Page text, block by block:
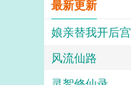
最新更新
娘亲替我开后宫
风流仙路